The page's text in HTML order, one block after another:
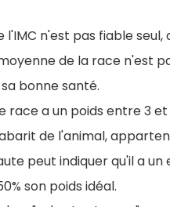
l'IMC n'est pas fiable seul,
de la race n'est
bonne santé.
race a un poids entre 3
de l'animal,
peut indiquer qu'il a un
son poids idéal.